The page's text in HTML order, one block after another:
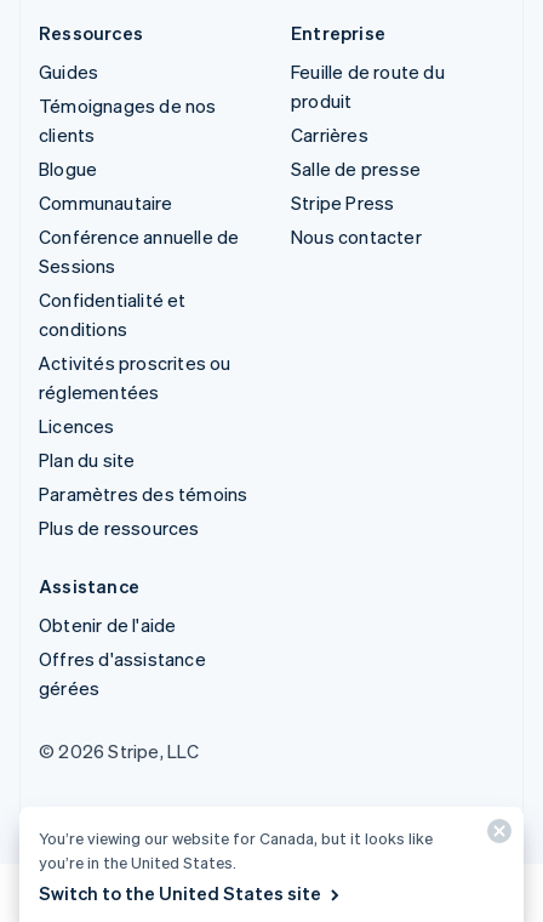
Ressources
Guides
Témoignages de nos
clients
Blogue
Communautaire
Conférence annuelle de
Sessions
Confidentialité et
conditions
Activités proscrites ou
réglementées
Licences
Plan du site
Paramètres des témoins
Plus de ressources
Entreprise
Feuille de route du
produit
Carrières
Salle de presse
Stripe Press
Nous contacter
Assistance
Obtenir de l'aide
Offres d'assistance
gérées
© 2026 Stripe, LLC
You’re viewing our website for Canada, but it looks like
you’re in the United States.
Switch to the United States site